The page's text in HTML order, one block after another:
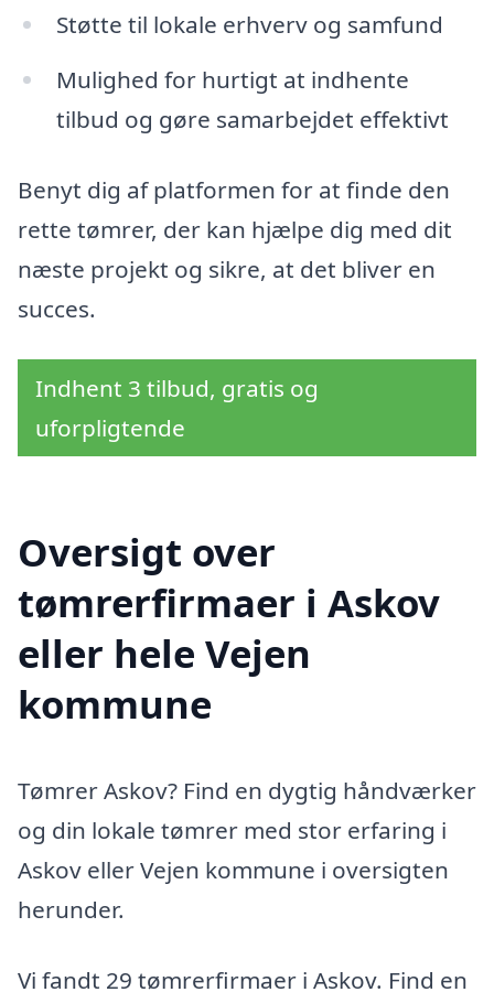
Støtte til lokale erhverv og samfund
Mulighed for hurtigt at indhente
tilbud og gøre samarbejdet effektivt
Benyt dig af platformen for at finde den
rette tømrer, der kan hjælpe dig med dit
næste projekt og sikre, at det bliver en
succes.
Indhent 3 tilbud, gratis og
uforpligtende
Oversigt over
tømrerfirmaer i Askov
eller hele Vejen
kommune
Tømrer Askov? Find en dygtig håndværker
og din lokale tømrer med stor erfaring i
Askov eller Vejen kommune i oversigten
herunder.
Vi fandt 29 tømrerfirmaer i Askov. Find en